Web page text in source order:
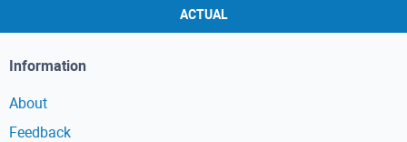
ACTUAL
Information
About
Feedback